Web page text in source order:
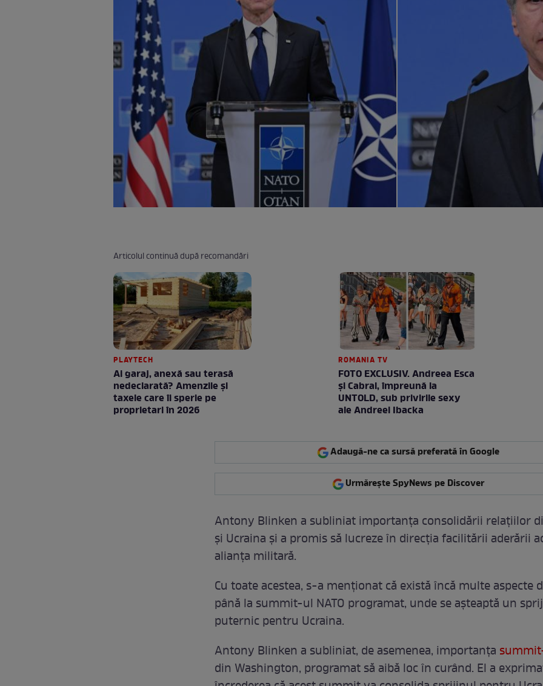
Articolul continuă după recomandări
PLAYTECH
Ai garaj, anexă sau terasă
nedeclarată? Amenzile și
taxele care îi sperie pe
proprietari în 2026
ROMANIA TV
FOTO EXCLUSIV. Andreea Esca
şi Cabral, împreună la
UNTOLD, sub privirile sexy
ale Andreei Ibacka
Adaugă-ne ca sursă preferată în Google
Urmărește SpyNews pe Discover
Antony Blinken a subliniat importanța consolidării relațiilor
și Ucraina și a promis să lucreze în direcția facilitării aderării
alianța militară.
Cu toate acestea, s-a menționat că există încă multe aspecte
până la summit-ul NATO programat, unde se așteaptă un
puternic pentru Ucraina.
Antony Blinken a subliniat, de asemenea, importanța
din Washington, programat să aibă loc în curând. El a